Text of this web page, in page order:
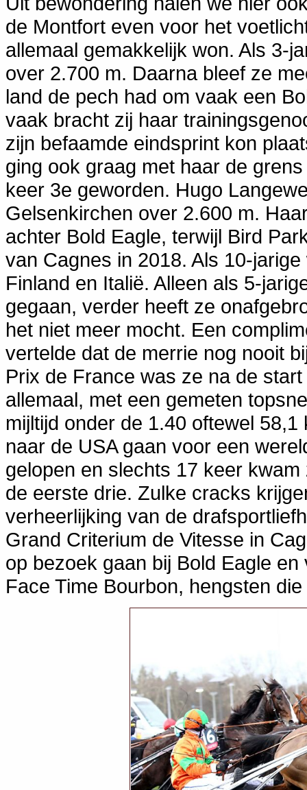
de Montfort even voor het
allemaal gemakkelijk won. Als 3-
over 2.700 m. Daarna bleef ze
land de pech had om vaak een
vaak bracht zij haar
zijn befaamde eindsprint kon
ging ook graag met haar de
keer 3e geworden. Hugo
Gelsenkirchen over 2.600 m.
achter Bold Eagle, terwijl Bird
van Cagnes in 2018. Als 10-
Finland en Italië. Alleen als 5-
gegaan, verder heeft ze
het niet meer mocht. Een
vertelde dat de merrie nog nooit
Prix de France was ze na de
allemaal, met een gemeten
mijltijd onder de 1.40 oftewel
naar de USA gaan voor een
gelopen en slechts 17 keer
de eerste drie. Zulke cracks
verheerlijking van de
Grand Criterium de Vitesse in
op bezoek gaan bij Bold Eagle
Face Time Bourbon, hengsten